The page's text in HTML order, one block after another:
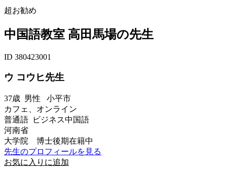
超お勧め
中国語教室 高田馬場の先生
ID 380423001
ウ コウヒ先生
37歳 男性 小平市
カフェ、オンライン
普通語 ビジネス中国語
河南省
大学院 博士後期在籍中
先生のプロフィールを見る
お気に入りに追加